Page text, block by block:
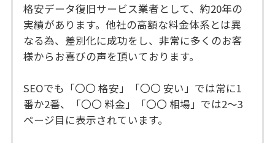
格安データ復旧サービス業者として、約20年の
実績があります。他社の高額な料金体系とは異
なる為、差別化に成功をし、非常に多くのお客
様からお喜びの声を頂いております。
SEOでも「〇〇 格安」「〇〇 安い」では常に1
番か2番、「〇〇 料金」「〇〇 相場」では2～3
ページ目に表示されています。